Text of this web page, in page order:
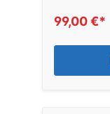
99,00 €*